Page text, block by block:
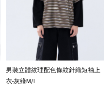
男裝立體紋理配色條紋針織短袖上
衣-灰綠M/L